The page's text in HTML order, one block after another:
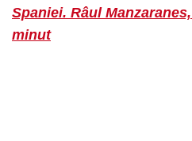
Spaniei. Râul
minut